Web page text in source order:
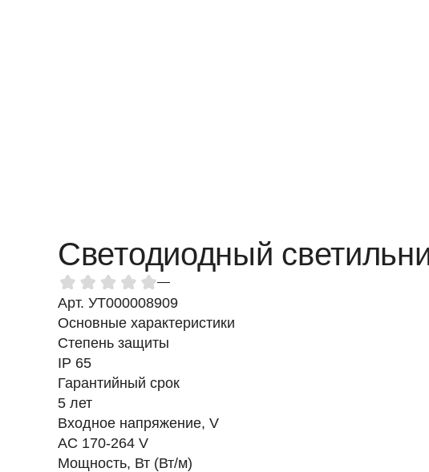
Светодиодный
—
Арт. УТ000008909
Основные характеристики
Степень защиты
IP 65
Гарантийный срок
5 лет
Входное напряжение, V
AC 170-264 V
Мощность, Вт (Вт/м)